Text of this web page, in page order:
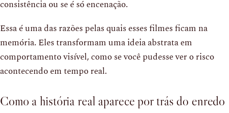
consistência ou se é só encenação.
Essa é uma das razões pelas quais esses filmes ficam na
memória. Eles transformam uma ideia abstrata em
comportamento visível, como se você pudesse ver o risco
acontecendo em tempo real.
Como a história real aparece por trás do enredo